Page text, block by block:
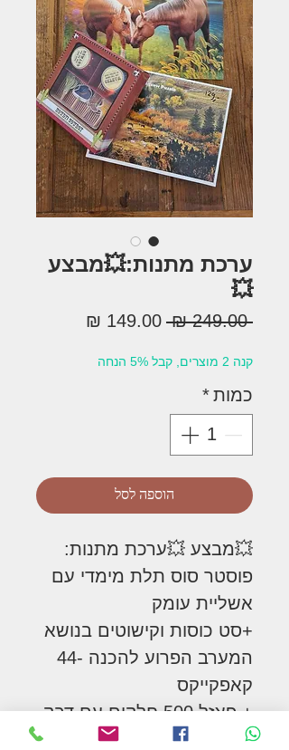
ערכת מתנות:💥מבצע
💥
‏249.00 ‏₪
מחיר
קנה 2 מוצרים, קבל 5% הנחה
כמות*
הוספה לסל
💥מבצע 💥ערכת מתנות:
פוסטר סוס תלת מימדי עם
אשליית עומק
+סט כוסות וקישוטים בנושא
המערב הפרוע להכנה -44
קאפקייקס
+ פאזל 500 חלקים עם דבק
להכנת פוסטר מהפרויקט